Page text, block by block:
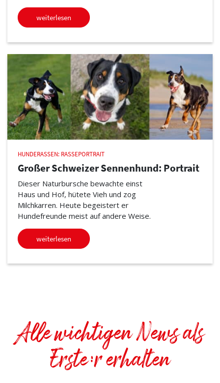
weiterlesen
HUNDERASSEN: RASSEPORTRAIT
Großer Schweizer Sennenhund: Portrait
Dieser Naturbursche bewachte einst
Haus und Hof, hütete Vieh und zog
Milchkarren. Heute begeistert er
Hundefreunde meist auf andere Weise.
weiterlesen
Alle wichtigen News als
Erste:r erhalten